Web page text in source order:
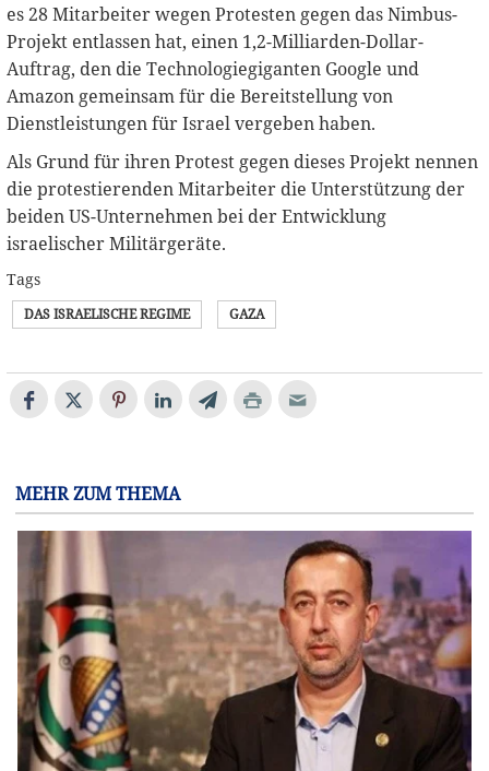
es 28 Mitarbeiter wegen Protesten gegen das Nimbus-
Projekt entlassen hat, einen 1,2-Milliarden-Dollar-
Auftrag, den die Technologiegiganten Google und
Amazon gemeinsam für die Bereitstellung von
Dienstleistungen für Israel vergeben haben.
Als Grund für ihren Protest gegen dieses Projekt nennen
die protestierenden Mitarbeiter die Unterstützung der
beiden US-Unternehmen bei der Entwicklung
israelischer Militärgeräte.
Tags
DAS ISRAELISCHE REGIME GAZA
MEHR ZUM THEMA